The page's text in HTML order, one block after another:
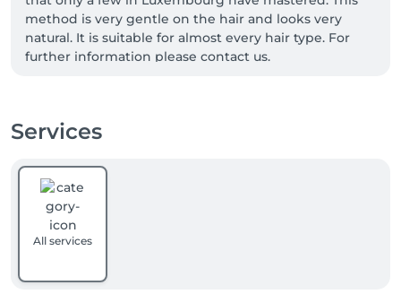
method is very gentle on the hair and looks very
natural. It is suitable for almost every hair type. For
further information please contact us.
Services
All services